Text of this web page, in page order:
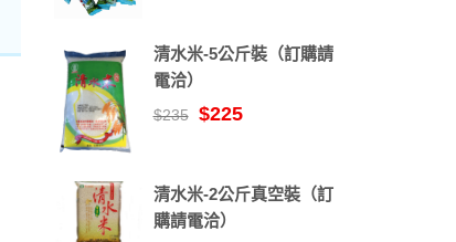
清水米-5公斤裝（訂購請
電洽）
$235 $225
清水米-2公斤真空裝（訂
購請電洽）